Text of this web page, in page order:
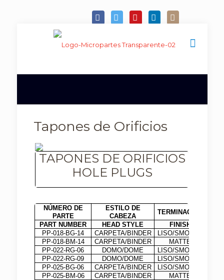
Tapones de Orificios
TAPONES DE ORIFICIOS
HOLE PLUGS
NÚMERO DE
PARTE
ESTILO DE
CABEZA
TERMINACIÓN
PART NUMBER
HEAD STYLE
FINISH
PP-018-BG-14
CARPETA/BINDER LISO/SMOOTH
PP-018-BM-14
CARPETA/BINDER MATTE
PP-022-RG-06
DOMO/DOME LISO/SMOOTH
PP-022-RG-09
DOMO/DOME LISO/SMOOTH
PP-025-BG-06
CARPETA/BINDER LISO/SMOOTH
PP-025-BM-06
CARPETA/BINDER MATTE